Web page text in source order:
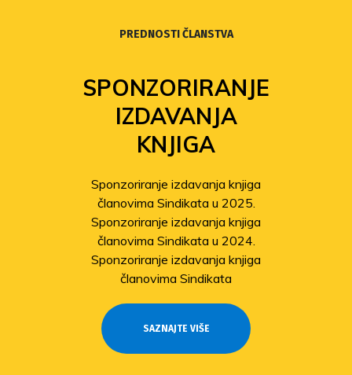
PREDNOSTI ČLANSTVA
SPONZORIRANJE
IZDAVANJA
KNJIGA
Sponzoriranje izdavanja knjiga
članovima Sindikata u 2025.
Sponzoriranje izdavanja knjiga
članovima Sindikata u 2024.
Sponzoriranje izdavanja knjiga
članovima Sindikata
SAZNAJTE VIŠE